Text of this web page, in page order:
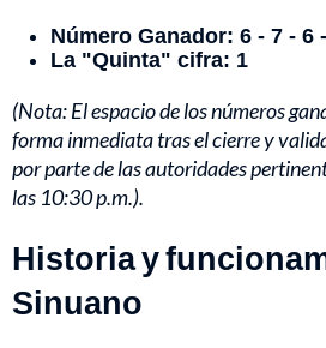
Número Ganador: 6 - 7 - 6
La "Quinta" cifra: 1
(Nota: El espacio de los números
forma inmediata tras el cierre y
por parte de las autoridades
las 10:30 p.m.).
Historia y
Sinuano